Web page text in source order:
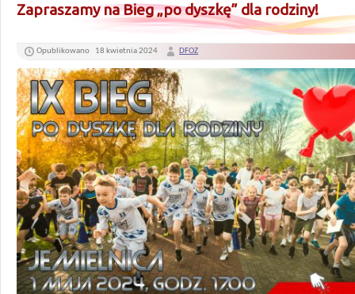
Zapraszamy na Bieg „po dyszkę” dla rodziny!
Opublikowano 18 kwietnia 2024 DFOZ